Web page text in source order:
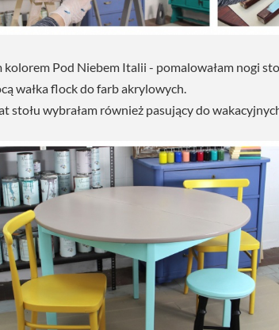
kolorem Pod Niebem Italii - pomalowałam nogi
wałka flock do farb akrylowych.
stołu wybrałam również pasujący do